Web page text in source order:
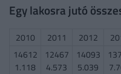
Egy lakosra jutó
2010 2011 2012
14612
1.118
12467
4.573
14093
5.039